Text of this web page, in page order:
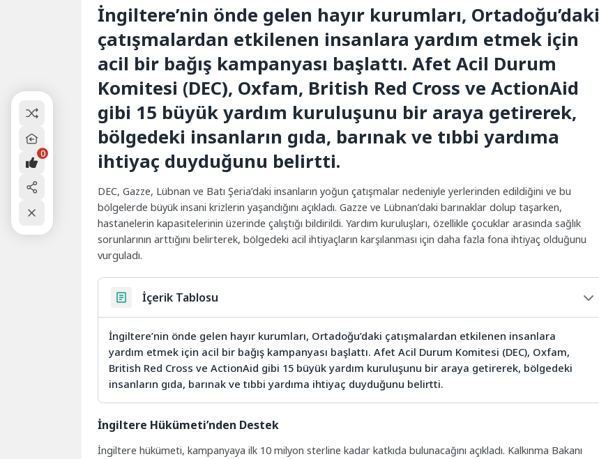
İngiltere’nin önde gelen hayır kurumları, Ortadoğu’daki
çatışmalardan etkilenen insanlara yardım etmek için
acil bir bağış kampanyası başlattı. Afet Acil Durum
Komitesi (DEC), Oxfam, British Red Cross ve ActionAid
gibi 15 büyük yardım kuruluşunu bir araya getirerek,
bölgedeki insanların gıda, barınak ve tıbbi yardıma
ihtiyaç duyduğunu belirtti.
DEC, Gazze, Lübnan ve Batı Şeria’daki insanların yoğun çatışmalar nedeniyle yerlerinden edildiğini ve bu
bölgelerde büyük insani krizlerin yaşandığını açıkladı. Gazze ve Lübnan’daki barınaklar dolup taşarken,
hastanelerin kapasitelerinin üzerinde çalıştığı bildirildi. Yardım kuruluşları, özellikle çocuklar arasında sağlık
sorunlarının arttığını belirterek, bölgedeki acil ihtiyaçların karşılanması için daha fazla fona ihtiyaç olduğunu
vurguladı.
İçerik Tablosu
İngiltere’nin önde gelen hayır kurumları, Ortadoğu’daki çatışmalardan etkilenen insanlara
yardım etmek için acil bir bağış kampanyası başlattı. Afet Acil Durum Komitesi (DEC), Oxfam,
British Red Cross ve ActionAid gibi 15 büyük yardım kuruluşunu bir araya getirerek, bölgedeki
insanların gıda, barınak ve tıbbi yardıma ihtiyaç duyduğunu belirtti.
İngiltere Hükümeti’nden Destek
İngiltere hükümeti, kampanyaya ilk 10 milyon sterline kadar katkıda bulunacağını açıkladı. Kalkınma Bakanı
0